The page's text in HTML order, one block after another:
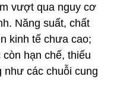
vượt qua nguy cơ
Năng suất, chất
kinh tế chưa cao;
hạn chế, thiếu
như các chuỗi cung